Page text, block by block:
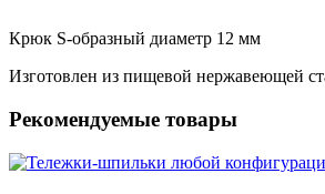
Крюк S-образный диаметр 12 мм
Изготовлен из пищевой нержавеющей
Рекомендуемые товары